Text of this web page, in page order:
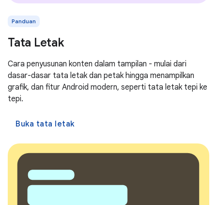
Panduan
Tata Letak
Cara penyusunan konten dalam tampilan - mulai dari
dasar-dasar tata letak dan petak hingga menampilkan
grafik, dan fitur Android modern, seperti tata letak tepi ke
tepi.
Buka tata letak